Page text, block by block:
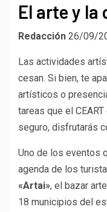
El arte y la
Redacción 26/09/
Las actividades
cesan. Si bien, te
artísticos o
tareas que el
seguro, disfrutarás
Uno de los eventos
agenda de los
«Artai», el bazar
18 municipios del